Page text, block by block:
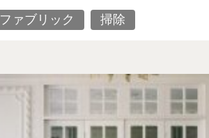
ファブリック 掃除